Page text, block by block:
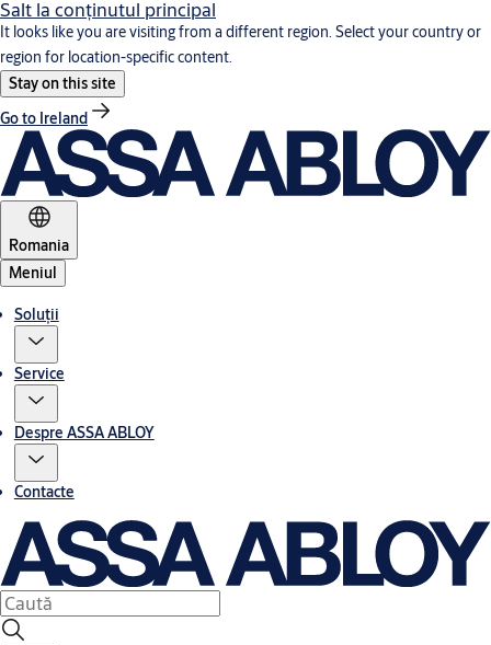
Salt la conţinutul principal
It looks like you are visiting from a different region. Select your country or
region for location-specific content.
Stay on this site
Go to Ireland
Romania
Meniul
Soluții
Service
Despre ASSA ABLOY
Contacte